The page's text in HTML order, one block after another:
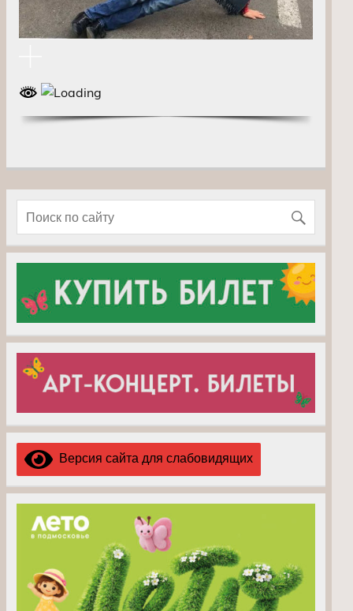
Версия сайта для слабовидящих